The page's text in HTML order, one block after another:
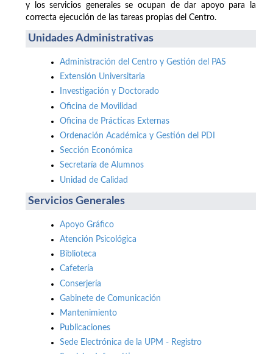
y los servicios generales se ocupan de dar apoyo para la
correcta ejecución de las tareas propias del Centro.
Unidades Administrativas
Administración del Centro y Gestión del PAS
Extensión Universitaria
Investigación y Doctorado
Oficina de Movilidad
Oficina de Prácticas Externas
Ordenación Académica y Gestión del PDI
Sección Económica
Secretaría de Alumnos
Unidad de Calidad
Servicios Generales
Apoyo Gráfico
Atención Psicológica
Biblioteca
Cafetería
Conserjería
Gabinete de Comunicación
Mantenimiento
Publicaciones
Sede Electrónica de la UPM - Registro